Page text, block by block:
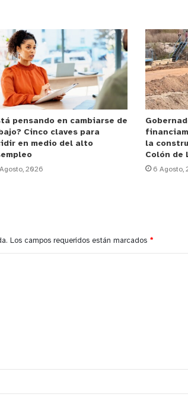
pensando en cambiarse de
Cinco claves para
en medio del alto
2026
la
Colón de
6 Agosto,
Los campos requeridos están marcados *